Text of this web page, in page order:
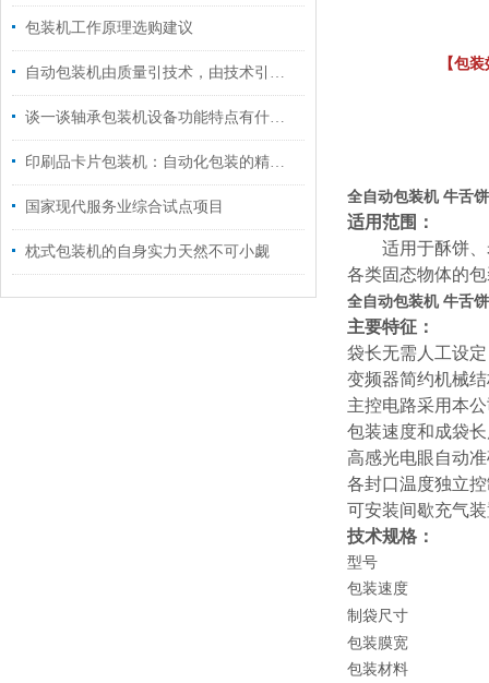
包装机工作原理选购建议
自动包装机由质量引技术，由技术引发展
谈一谈轴承包装机设备功能特点有什么？
印刷品卡片包装机：自动化包装的精密解决方案
国家现代服务业综合试点项目
枕式包装机的自身实力天然不可小觑
【包装效
全自动包装机 牛舌
适用范围：
适用于酥饼
各类固态物体的
全自动包装机 牛舌
主要特征：
袋长无需人工设
变频器简约机械
主控电路采用本
包装速度和成袋
高感光电眼自动
各封口温度独立
可安装间歇充气
技术规格：
型号
包装速度
制袋尺寸
包装膜宽
包装材料